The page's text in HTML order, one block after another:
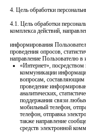
4. Цель обработки
4.1. Цель обработки
комплекса действий,
информирования
проведения опросов,
направление Пользователю
«Интернет»,
коммуникации
вопросам, составляющим
проведение
аналитических,
поддержания связи
мобильный телефон,
телефон, отправка
также направление
средств электронной